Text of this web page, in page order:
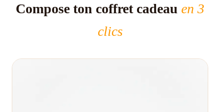
Compose ton coffret cadeau en 3
clics